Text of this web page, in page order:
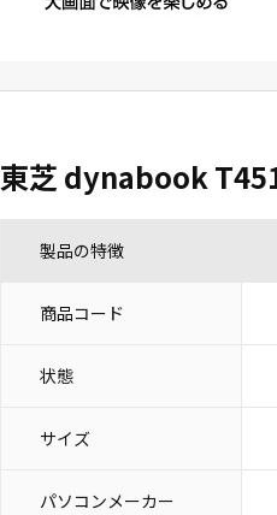
東芝 dynabook
製品の特徴
商品コード
状態
サイズ
パソコンメーカー